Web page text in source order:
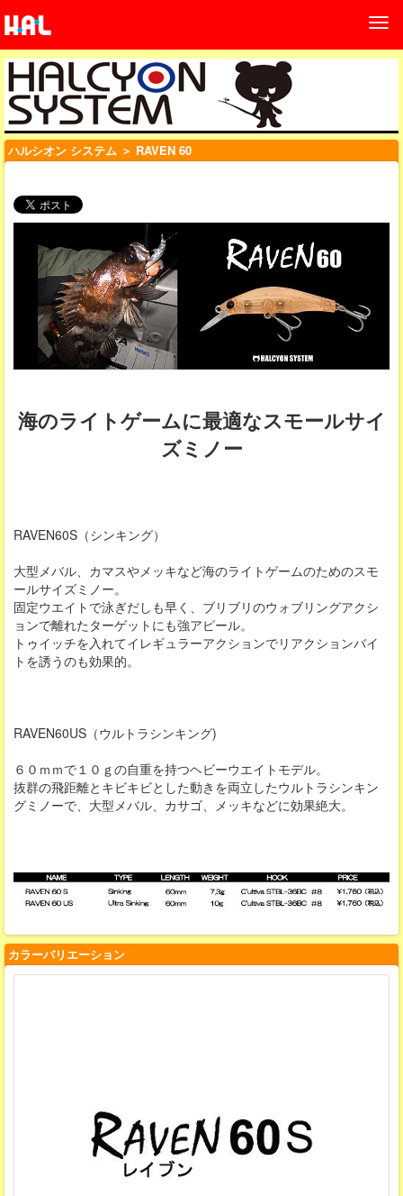
ハルシオン システム ＞ RAVEN 60
海のライトゲームに最適なスモールサイ
ズミノー
RAVEN60S（シンキング）
大型メバル、カマスやメッキなど海のライトゲームのためのスモ
ールサイズミノー。
固定ウエイトで泳ぎだしも早く、ブリブリのウォブリングアクシ
ョンで離れたターゲットにも強アピール。
トゥイッチを入れてイレギュラーアクションでリアクションバイ
トを誘うのも効果的。
RAVEN60US（ウルトラシンキング)
６０ｍｍで１０ｇの自重を持つヘビーウエイトモデル。
抜群の飛距離とキビキビとした動きを両立したウルトラシンキン
グミノーで、大型メバル、カサゴ、メッキなどに効果絶大。
カラーバリエーション